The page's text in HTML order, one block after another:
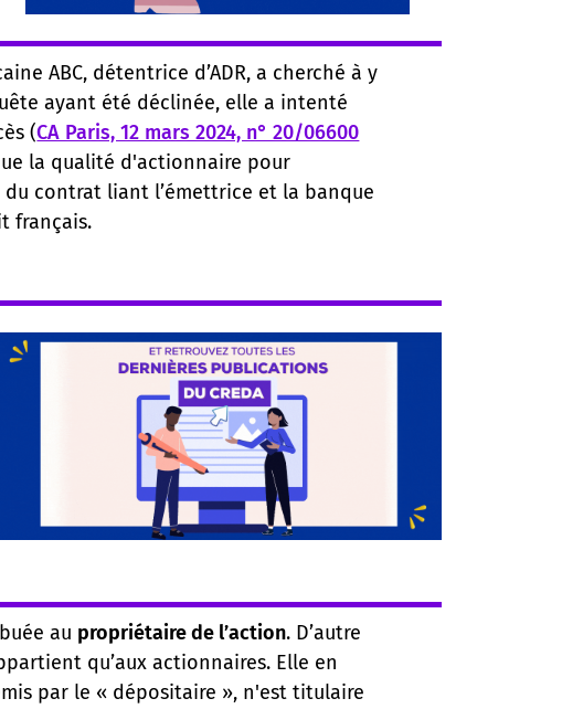
ABC, détentrice d’ADR, a cherché à y
ayant été déclinée, elle a intenté
(CA Paris, 12 mars 2024, n° 20/06600
la qualité d'actionnaire pour
contrat liant l’émettrice et la banque
français.
au propriétaire de l’action. D’autre
qu’aux actionnaires. Elle en
par le « dépositaire », n'est titulaire